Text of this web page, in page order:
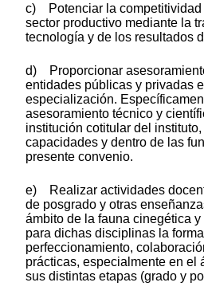
c) Potenciar la competitividad
sector productivo mediante la
tecnología y de los resultados
d) Proporcionar
entidades públicas y privadas
especialización.
asesoramiento técnico y
institución cotitular del
capacidades y dentro de las
presente convenio.
e) Realizar actividades
de posgrado y otras
ámbito de la fauna cinegética
para dichas disciplinas la
perfeccionamiento,
prácticas, especialmente en el
sus distintas etapas (grado y